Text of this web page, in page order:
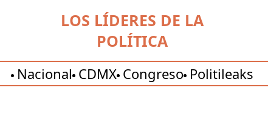
LOS LÍDERES DE LA
POLÍTICA
Nacional CDMX Congreso Politileaks